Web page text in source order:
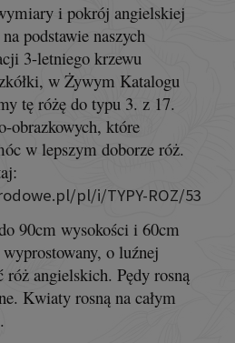
i pokrój angielskiej
podstawie naszych
3-letniego krzewu
w Żywym Katalogu
tę różę do typu 3. z 17.
obrazkowych, które
w lepszym doborze róż.
pl/i/TYPY-ROZ/53
90cm wysokości i 60cm
o luźnej
angielskich. Pędy rosną
Kwiaty rosną na całym